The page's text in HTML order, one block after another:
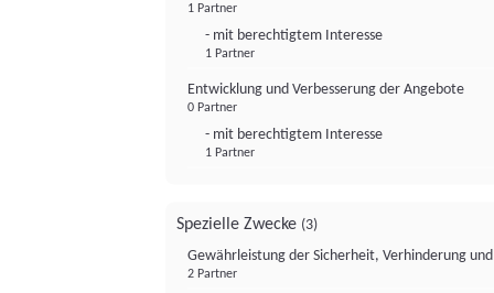
1 Partner
- mit berechtigtem Interesse
1 Partner
Entwicklung und Verbesserung der Angebote
0 Partner
- mit berechtigtem Interesse
1 Partner
Spezielle Zwecke (3)
Gewährleistung der Sicherheit, Verhinderung
2 Partner